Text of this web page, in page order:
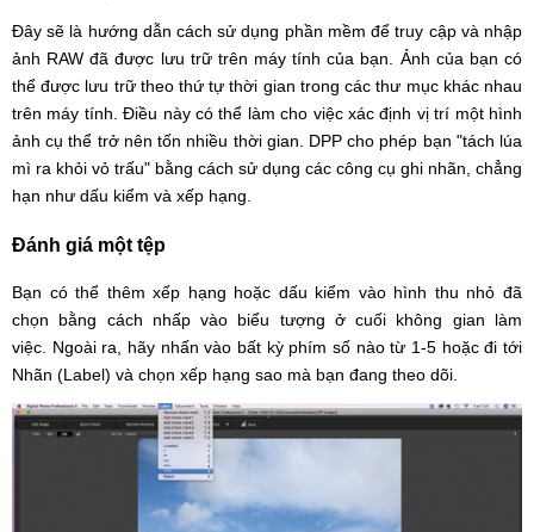
Đây sẽ là hướng dẫn cách sử dụng phần mềm để truy cập và nhập
ảnh RAW đã được lưu trữ trên máy tính của bạn. Ảnh của bạn có
thể được lưu trữ theo thứ tự thời gian trong các thư mục khác nhau
trên máy tính. Điều này có thể làm cho việc xác định vị trí một hình
ảnh cụ thể trở nên tốn nhiều thời gian. DPP cho phép bạn "tách lúa
mì ra khỏi vỏ trấu" bằng cách sử dụng các công cụ ghi nhãn, chẳng
hạn như dấu kiểm và xếp hạng.
Đánh giá một tệp
Bạn có thể thêm xếp hạng hoặc dấu kiểm vào hình thu nhỏ đã
chọn bằng cách nhấp vào biểu tượng ở cuối không gian làm
việc. Ngoài ra, hãy nhấn vào bất kỳ phím số nào từ 1-5 hoặc đi tới
Nhãn (Label) và chọn xếp hạng sao mà bạn đang theo dõi.